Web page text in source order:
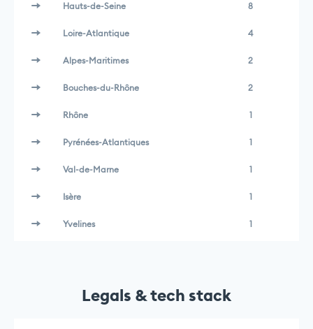
Hauts-de-Seine 8
Loire-Atlantique 4
Alpes-Maritimes 2
Bouches-du-Rhône 2
Rhône 1
Pyrénées-Atlantiques 1
Val-de-Marne 1
Isère 1
Yvelines 1
Legals & tech stack